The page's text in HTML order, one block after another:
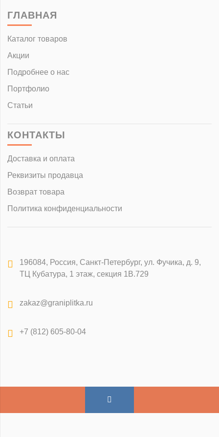
ГЛАВНАЯ
Каталог товаров
Акции
Подробнее о нас
Портфолио
Статьи
КОНТАКТЫ
Доставка и оплата
Реквизиты продавца
Возврат товара
Политика конфиденциальности
196084, Россия, Санкт-Петербург, ул. Фучика, д. 9,
ТЦ Кубатура, 1 этаж, секция 1В.729
zakaz@graniplitka.ru
+7 (812) 605-80-04